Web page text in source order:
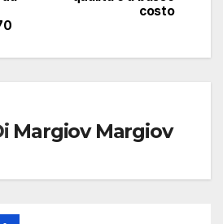
costo
Margiov Margiov